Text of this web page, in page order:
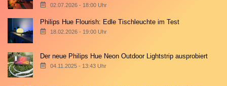
02.07.2026 - 18:00 Uhr
Philips Hue Flourish: Edle Tischleuchte im Test
18.02.2026 - 19:00 Uhr
Der neue Philips Hue Neon Outdoor Lightstrip ausprobiert
04.11.2025 - 13:43 Uhr